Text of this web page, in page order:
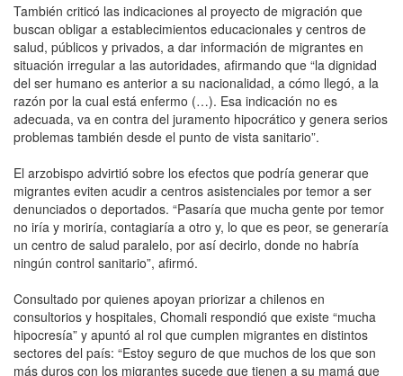
También criticó las indicaciones al proyecto de migración que
buscan obligar a establecimientos educacionales y centros de
salud, públicos y privados, a dar información de migrantes en
situación irregular a las autoridades, afirmando que “la dignidad
del ser humano es anterior a su nacionalidad, a cómo llegó, a la
razón por la cual está enfermo (…). Esa indicación no es
adecuada, va en contra del juramento hipocrático y genera serios
problemas también desde el punto de vista sanitario”.
El arzobispo advirtió sobre los efectos que podría generar que
migrantes eviten acudir a centros asistenciales por temor a ser
denunciados o deportados. “Pasaría que mucha gente por temor
no iría y moriría, contagiaría a otro y, lo que es peor, se generaría
un centro de salud paralelo, por así decirlo, donde no habría
ningún control sanitario”, afirmó.
Consultado por quienes apoyan priorizar a chilenos en
consultorios y hospitales, Chomali respondió que existe “mucha
hipocresía” y apuntó al rol que cumplen migrantes en distintos
sectores del país: “Estoy seguro de que muchos de los que son
más duros con los migrantes sucede que tienen a su mamá que